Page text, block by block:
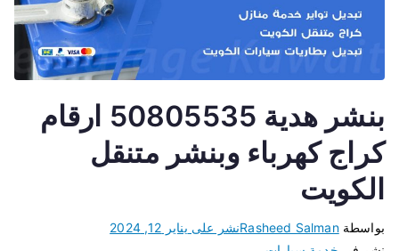
بنشر هدية 50805535 ارقام
كراج كهرباء وبنشر متنقل
الكويت
بواسطةRasheed Salmanنشر على يناير 12, 2024